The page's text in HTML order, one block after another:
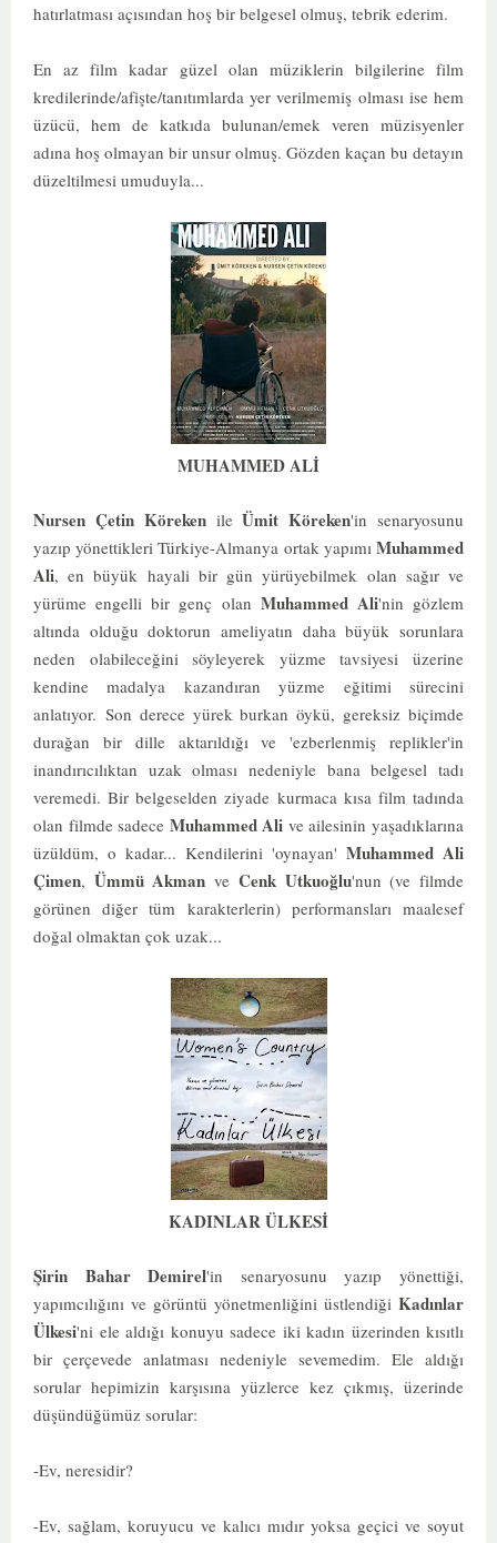
hatırlatması açısından hoş bir belgesel olmuş, tebrik ederim.
En az film kadar güzel olan müziklerin bilgilerine film
kredilerinde/afişte/tanıtımlarda yer verilmemiş olması ise hem
üzücü, hem de katkıda bulunan/emek veren müzisyenler
adına hoş olmayan bir unsur olmuş. Gözden kaçan bu detayın
düzeltilmesi umuduyla...
MUHAMMED ALİ
Nursen Çetin KörekenileÜmit Köreken'in senaryosunu
yazıp yönettikleri Türkiye-Almanya ortak yapımı Muhammed
Ali, en büyük hayali bir gün yürüyebilmek olan sağır ve
yürüme engelli bir genç olan Muhammed Ali'nin gözlem
altında olduğu doktorun ameliyatın daha büyük sorunlara
neden olabileceğini söyleyerek yüzme tavsiyesi üzerine
kendine madalya kazandıran yüzme eğitimi sürecini
anlatıyor. Son derece yürek burkan öykü, gereksiz biçimde
durağan bir dille aktarıldığı ve 'ezberlenmiş replikler'in
inandırıcılıktan uzak olması nedeniyle bana belgesel tadı
veremedi. Bir belgeselden ziyade kurmaca kısa film tadında
olan filmde sadece Muhammed Ali ve ailesinin yaşadıklarına
üzüldüm, o kadar... Kendilerini 'oynayan' Muhammed Ali
Çimen, Ümmü Akman ve Cenk Utkuoğlu'nun (ve filmde
görünen diğer tüm karakterlerin) performansları maalesef
doğal olmaktan çok uzak...
KADINLAR ÜLKESİ
Şirin Bahar Demirel'in senaryosunu yazıp yönettiği,
yapımcılığını ve görüntü yönetmenliğini üstlendiği Kadınlar
Ülkesi'ni ele aldığı konuyu sadece iki kadın üzerinden kısıtlı
bir çerçevede anlatması nedeniyle sevemedim. Ele aldığı
sorular hepimizin karşısına yüzlerce kez çıkmış, üzerinde
düşündüğümüz sorular:
-Ev, neresidir?
-Ev, sağlam, koruyucu ve kalıcı mıdır yoksa geçici ve soyut